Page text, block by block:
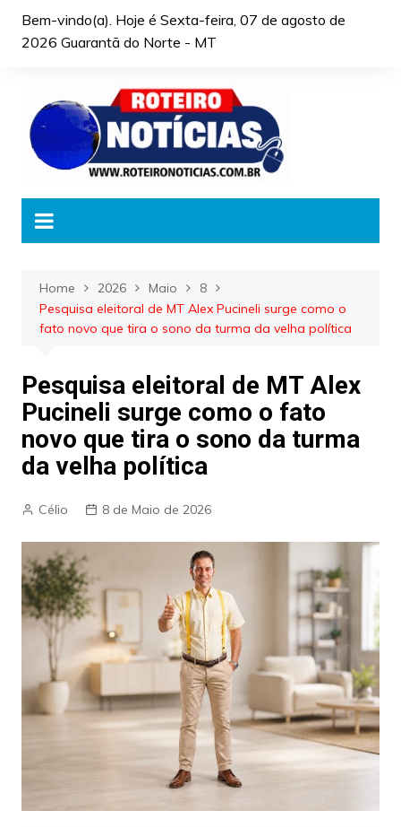
Bem-vindo(a). Hoje é Sexta-feira, 07 de agosto de
2026 Guarantã do Norte - MT
Home 2026 Maio
8
Pesquisa eleitoral de MT Alex Pucineli surge como o
fato novo que tira o sono da turma da velha política
Pesquisa eleitoral de MT Alex
Pucineli surge como o fato
novo que tira o sono da turma
da velha política
Célio 8 de Maio de 2026